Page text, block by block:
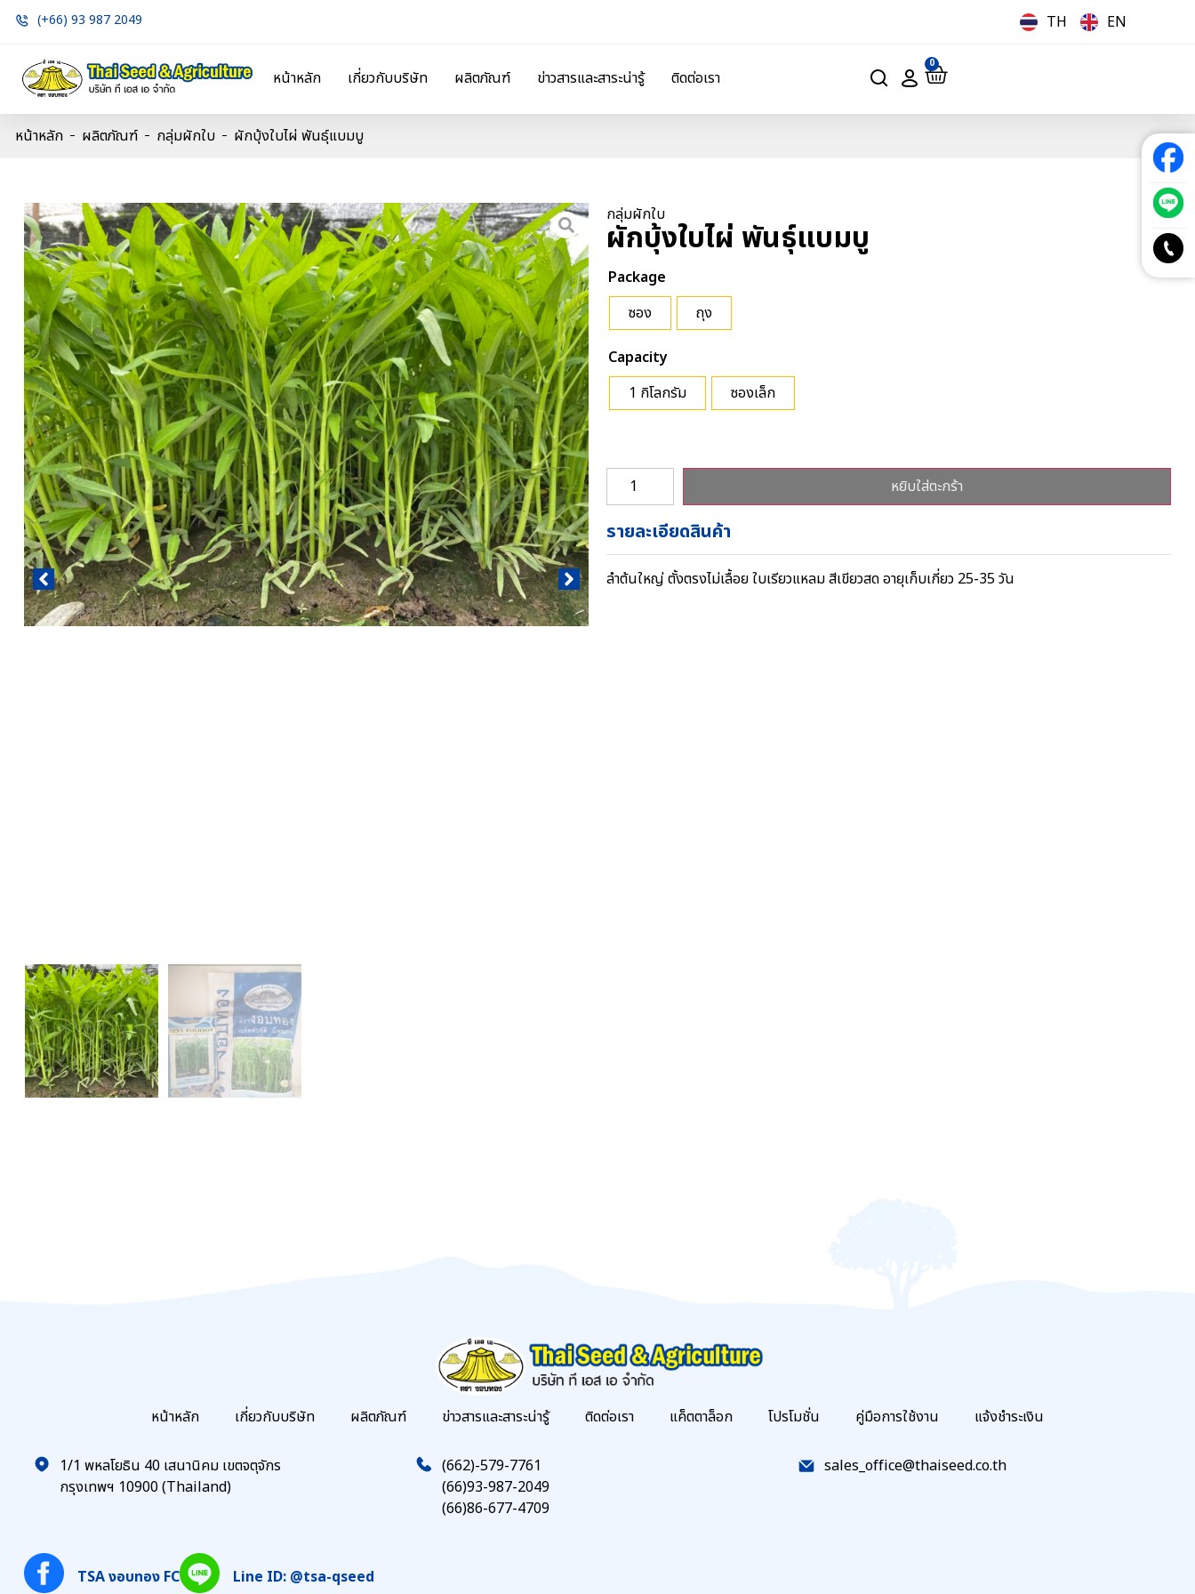
(+66) 93 987 2049 TH EN
หน้าหลัก เกี่ยวกับบริษัท ผลิตภัณฑ์ ข่าวสารและสาระน่ารู้ ติดต่อเรา
0
หน้าหลัก ผลิตภัณฑ์ กลุ่มผักใบ ผักบุ้งใบไผ่ พันธุ์แบมบู
กลุ่มผักใบ
ผักบุ้งใบไผ่ พันธุ์แบมบู
Package
ซอง
ถุง
Capacity
1 กิโลกรัม
ซองเล็ก
หยิบใส่ตะกร้า
รายละเอียดสินค้า
ลำต้นใหญ่ ตั้งตรงไม่เลื้อย ใบเรียวแหลม สีเขียวสด อายุเก็บเกี่ยว 25-35 วัน
หน้าหลัก เกี่ยวกับบริษัท ผลิตภัณฑ์ ข่าวสารและสาระน่ารู้ ติดต่อเรา แค็ตตาล็อก โปรโมชั่น คู่มือการใช้งาน แจ้งชำระเงิน
1/1 พหลโยธิน 40 เสนานิคม เขตจตุจักร
กรุงเทพฯ 10900 (Thailand)
(662)-579-7761
(66)93-987-2049
(66)86-677-4709
sales_office@thaiseed.co.th
TSA งอบทอง FC Line ID: @tsa-qseed